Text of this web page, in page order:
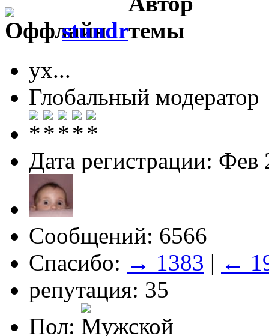
stundr
ух...
Глобальный модератор
Дата регистрации: Фев
Сообщений: 6566
Спасибо: → 1383 | ←
репутация: 35
Пол: